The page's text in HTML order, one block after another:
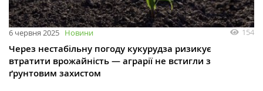
6 червня 2025 Новини 154
Через нестабільну погоду кукурудза ризикує
втратити врожайність — аграрії не встигли з
ґрунтовим захистом